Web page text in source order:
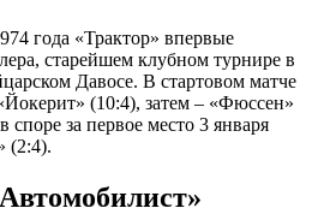
года «Трактор» впервые
старейшем клубном турнире в
Давосе. В стартовом матче
(10:4), затем – «Фюссен»
за первое место 3 января
(2:4).